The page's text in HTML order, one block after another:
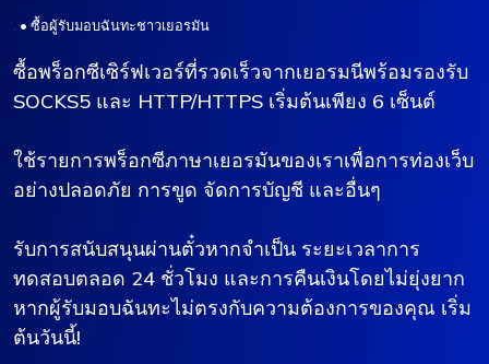
• ซื้อผู้รับมอบฉันทะชาวเยอรมัน
ซื้อพร็อกซีเซิร์ฟเวอร์ที่รวดเร็วจากเยอรมนีพร้อมรองรับ
SOCKS5 และ HTTP/HTTPS เริ่มต้นเพียง 6 เซ็นต์
ใช้รายการพร็อกซีภาษาเยอรมันของเราเพื่อการท่องเว็บ
อย่างปลอดภัย การขูด จัดการบัญชี และอื่นๆ
รับการสนับสนุนผ่านตั๋วหากจำเป็น ระยะเวลาการ
ทดสอบตลอด 24 ชั่วโมง และการคืนเงินโดยไม่ยุ่งยาก
หากผู้รับมอบฉันทะไม่ตรงกับความต้องการของคุณ เริ่ม
ต้นวันนี้!